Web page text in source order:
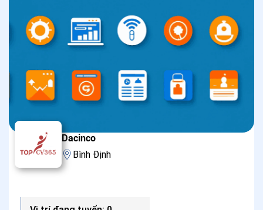
Dacinco
Bình Định